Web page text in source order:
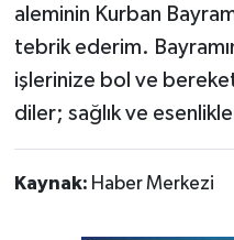
aleminin Kurban
tebrik ederim.
işlerinize bol ve
diler; sağlık ve
Kaynak: Haber Merkezi